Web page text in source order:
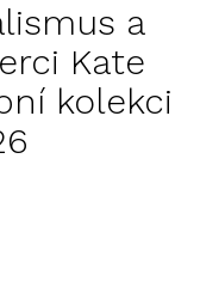
a
Kate
kolekci